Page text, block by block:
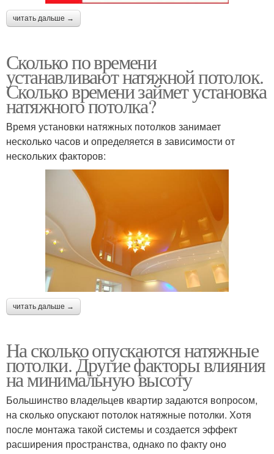
читать дальше →
Сколько по времени
устанавливают натяжной потолок.
Сколько времени займет установка
натяжного потолка?
Время установки натяжных потолков занимает
несколько часов и определяется в зависимости от
нескольких факторов:
читать дальше →
На сколько опускаются натяжные
потолки. Другие факторы влияния
на минимальную высоту
Большинство владельцев квартир задаются вопросом,
на сколько опускают потолок натяжные потолки. Хотя
после монтажа такой системы и создается эффект
расширения пространства, однако по факту оно